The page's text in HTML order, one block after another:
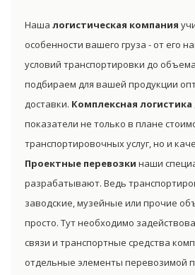
Наша логистическая компания
особенности вашего груза - от его
условий транспортировки до
подбираем для вашей продукции
доставки. Комплексная логистика
показатели не только в плане
транспортировочных услуг, но и
Проектные перевозки наши
разрабатывают. Ведь
заводские, музейные или прочие
просто. Тут необходимо
связи и транспортные средства
отдельные элементы перевозимой